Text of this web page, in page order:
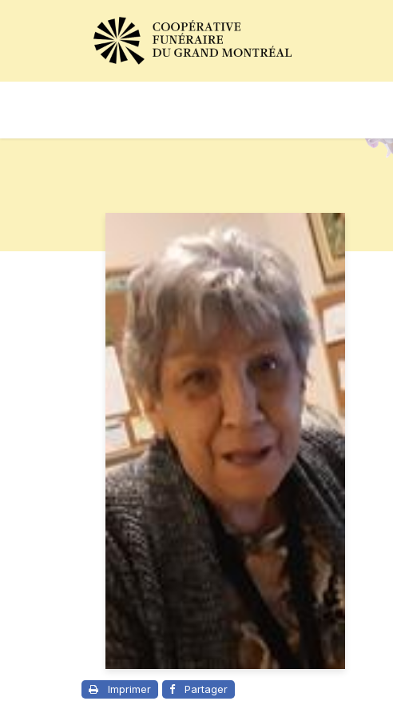
Imprimer Partager